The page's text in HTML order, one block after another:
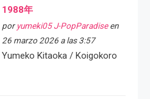
1988年
por yumeki05 J-PopParadiseen
26 marzo 2026 a las 3:57
Yumeko Kitaoka / Koigokoro